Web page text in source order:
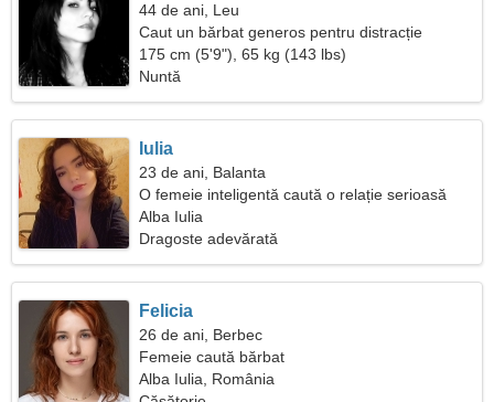
44 de ani, Leu
Caut un bărbat generos pentru distracție
175 cm (5'9"), 65 kg (143 lbs)
Nuntă
Iulia
23 de ani, Balanta
O femeie inteligentă caută o relație serioasă
Alba Iulia
Dragoste adevărată
Felicia
26 de ani, Berbec
Femeie caută bărbat
Alba Iulia, România